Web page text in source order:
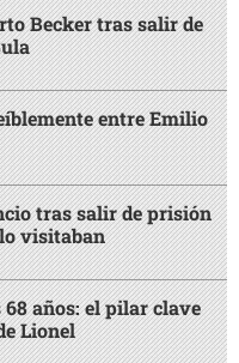
Becker tras salir de
entre Emilio
tras salir de prisión
visitaban
años: el pilar clave
Lionel